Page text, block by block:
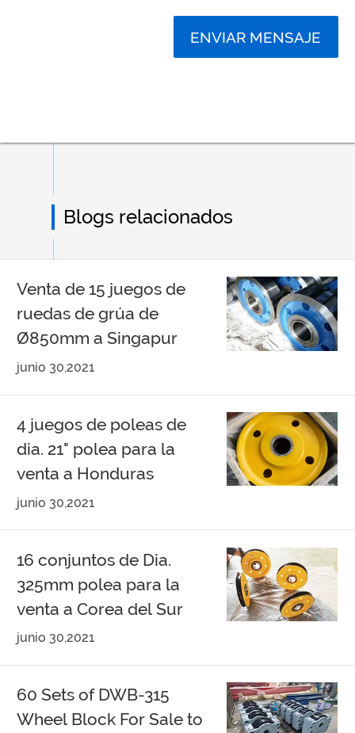
ENVIAR MENSAJE
Blogs relacionados
Venta de 15 juegos de
ruedas de grúa de
Ø850mm a Singapur
junio 30,2021
4 juegos de poleas de
dia. 21" polea para la
venta a Honduras
junio 30,2021
16 conjuntos de Dia.
325mm polea para la
venta a Corea del Sur
junio 30,2021
60 Sets of DWB-315
Wheel Block For Sale to